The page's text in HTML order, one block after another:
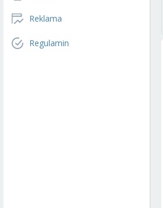
Reklama
Regulamin